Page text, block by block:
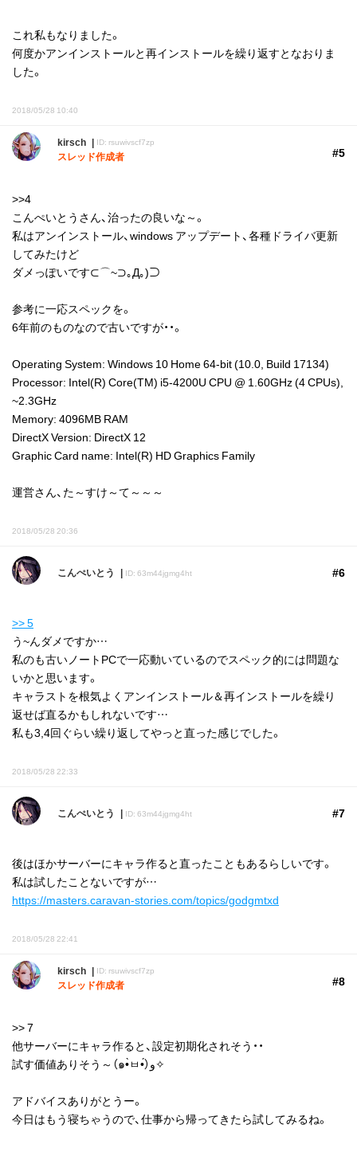
これ私もなりました。
何度かアンインストールと再インストールを繰り返すとなおりま
した。
2018/05/28 10:40
kirsch ID: rsuwivscf7zp
スレッド作成者 #5
>>4
こんぺいとうさん、治ったの良いな～。
私はアンインストール、windows アップデート、各種ドライバ更新
してみたけど
ダメっぽいです⊂⌒~⊃｡Д｡)⊃
参考に一応スペックを。
6年前のものなので古いですが・・。
Operating System: Windows 10 Home 64-bit (10.0, Build 17134)
Processor: Intel(R) Core(TM) i5-4200U CPU @ 1.60GHz (4 CPUs),
~2.3GHz
Memory: 4096MB RAM
DirectX Version: DirectX 12
Graphic Card name: Intel(R) HD Graphics Family
運営さん、た～すけ～て～～～
2018/05/28 20:36
こんぺいとう ID: 63m44jgmg4ht #6
>> 5
う~んダメですか…
私のも古いノートPCで一応動いているのでスペック的には問題な
いかと思います。
キャラストを根気よくアンインストール＆再インストールを繰り
返せば直るかもしれないです…
私も3,4回ぐらい繰り返してやっと直った感じでした。
2018/05/28 22:33
こんぺいとう ID: 63m44jgmg4ht #7
後はほかサーバーにキャラ作ると直ったこともあるらしいです。
私は試したことないですが…
https://masters.caravan-stories.com/topics/godgmtxd
2018/05/28 22:41
kirsch ID: rsuwivscf7zp
スレッド作成者 #8
>> 7
他サーバーにキャラ作ると、設定初期化されそう・・
試す価値ありそう～（๑•̀ㅂ•́）و✧
アドバイスありがとうー。
今日はもう寝ちゃうので、仕事から帰ってきたら試してみるね。